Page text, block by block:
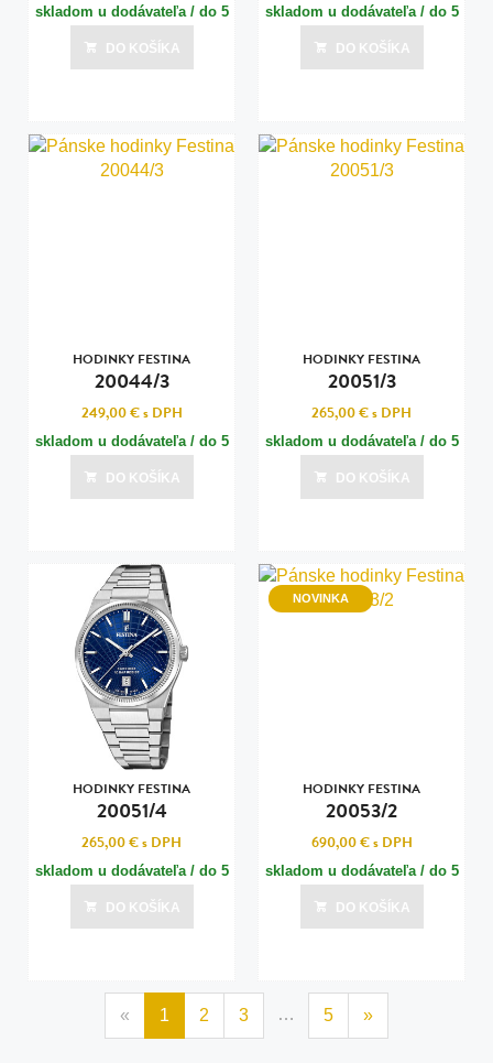
skladom u dodávateľa / do 5
dní
Posledná aktualizácia dnes o 18:00
DO KOŠÍKA
skladom u dodávateľa / do 5
dní
Posledná aktualizácia dnes o 18:00
DO KOŠÍKA
HODINKY FESTINA
20044/3
249,00 €s DPH
skladom u dodávateľa / do 5
dní
Posledná aktualizácia dnes o 18:00
DO KOŠÍKA
HODINKY FESTINA
20051/3
265,00 €s DPH
skladom u dodávateľa / do 5
dní
Posledná aktualizácia dnes o 18:00
DO KOŠÍKA
HODINKY FESTINA
20051/4
265,00 €s DPH
skladom u dodávateľa / do 5
dní
Posledná aktualizácia dnes o 18:00
DO KOŠÍKA
NOVINKA
HODINKY FESTINA
20053/2
690,00 €s DPH
skladom u dodávateľa / do 5
dní
Posledná aktualizácia dnes o 18:00
DO KOŠÍKA
« 1 2 3 … 5 »